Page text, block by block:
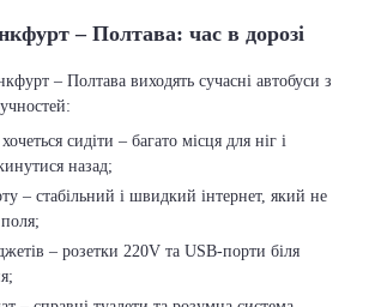
– Полтава: час в дорозі
– Полтава виходять сучасні автобуси з
сидіти – багато місця для ніг і
назад;
– стабільний і швидкий інтернет, який не
– розетки 220V та USB-порти біля